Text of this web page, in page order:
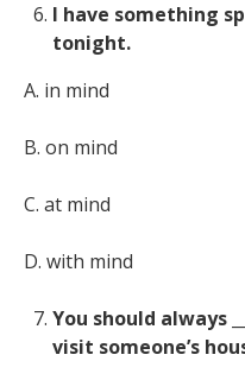
I have something
tonight.
A. in mind
B. on mind
C. at mind
D. with mind
You should always
visit someone’s